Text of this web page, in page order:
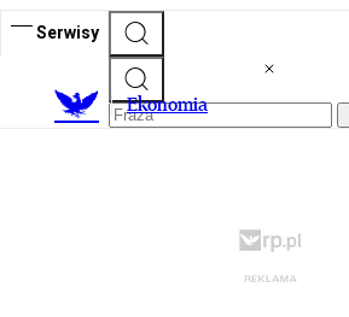
Serwisy
Ekonomia